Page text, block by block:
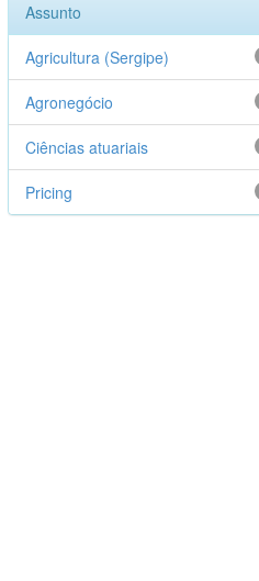
Assunto
Agricultura (Sergipe)
Agronegócio
Ciências atuariais
Pricing